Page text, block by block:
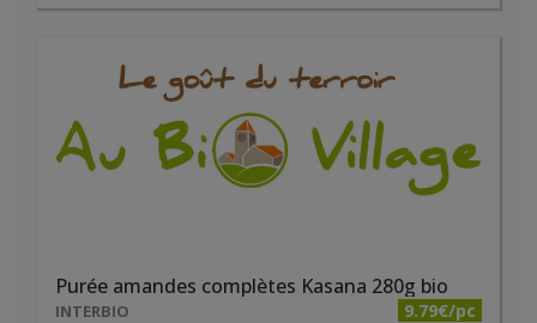
Purée amandes complètes Kasana 280g bio
INTERBIO 9.79€/pc